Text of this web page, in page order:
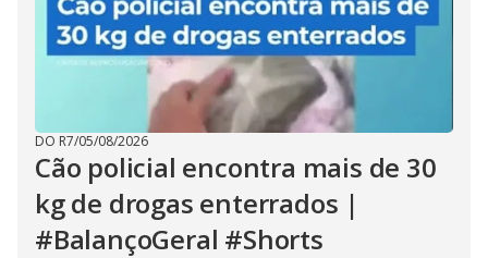
DO R7/05/08/2026
Cão policial encontra mais de 30
kg de drogas enterrados |
#BalançoGeral #Shorts